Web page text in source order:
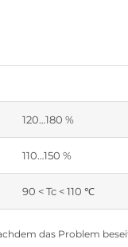
120…180 %
110…150 %
90 < Tc < 110 ℃
das Problem